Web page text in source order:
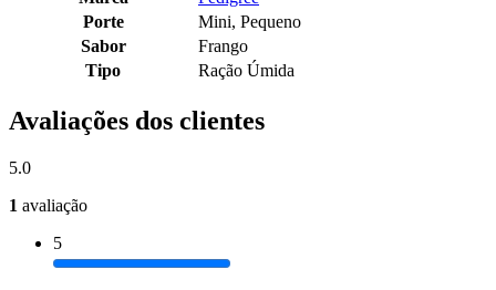
Porte
Mini, Pequeno
Sabor
Frango
Tipo
Ração Úmida
Avaliações dos clientes
5.0
1 avaliação
5